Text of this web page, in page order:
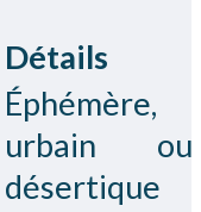
Détails
Éphémère,
urbain ou
désertique